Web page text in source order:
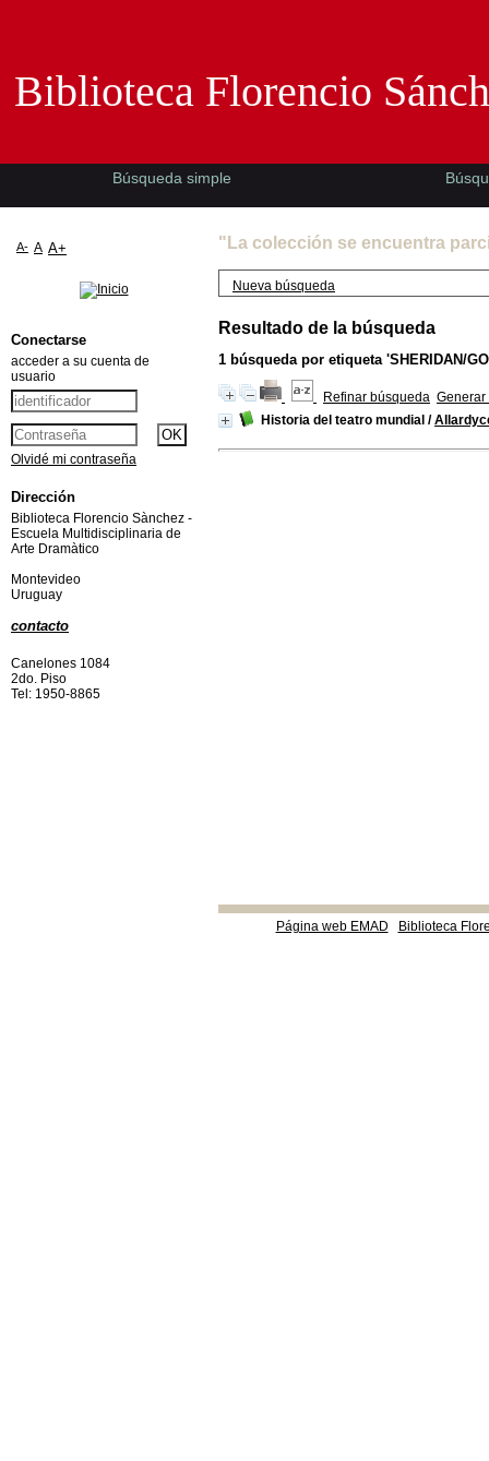
"La colección se encuentra
Nueva búsqueda
Resultado de la búsqueda
1 búsqueda por etiqueta 'SHERIDAN/
Refinar búsqueda Generar
Historia del teatro mundial /
Página web EMAD Biblioteca
Biblioteca Florencio
Búsqueda simple
A- A A+
Conectarse
acceder a su cuenta de
usuario
Olvidé mi contraseña
Dirección
Biblioteca Florencio Sànchez -
Escuela Multidisciplinaria de
Arte Dramàtico
Montevideo
Uruguay
contacto
Canelones 1084
2do. Piso
Tel: 1950-8865